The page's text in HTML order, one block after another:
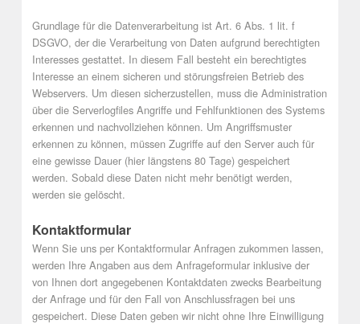
Grundlage für die Datenverarbeitung ist Art. 6 Abs. 1 lit. f
DSGVO, der die Verarbeitung von Daten aufgrund berechtigten
Interesses gestattet. In diesem Fall besteht ein berechtigtes
Interesse an einem sicheren und störungsfreien Betrieb des
Webservers. Um diesen sicherzustellen, muss die Administration
über die Serverlogfiles Angriffe und Fehlfunktionen des Systems
erkennen und nachvollziehen können. Um Angriffsmuster
erkennen zu können, müssen Zugriffe auf den Server auch für
eine gewisse Dauer (hier längstens 80 Tage) gespeichert
werden. Sobald diese Daten nicht mehr benötigt werden,
werden sie gelöscht.
Kontaktformular
Wenn Sie uns per Kontaktformular Anfragen zukommen lassen,
werden Ihre Angaben aus dem Anfrageformular inklusive der
von Ihnen dort angegebenen Kontaktdaten zwecks Bearbeitung
der Anfrage und für den Fall von Anschlussfragen bei uns
gespeichert. Diese Daten geben wir nicht ohne Ihre Einwilligung